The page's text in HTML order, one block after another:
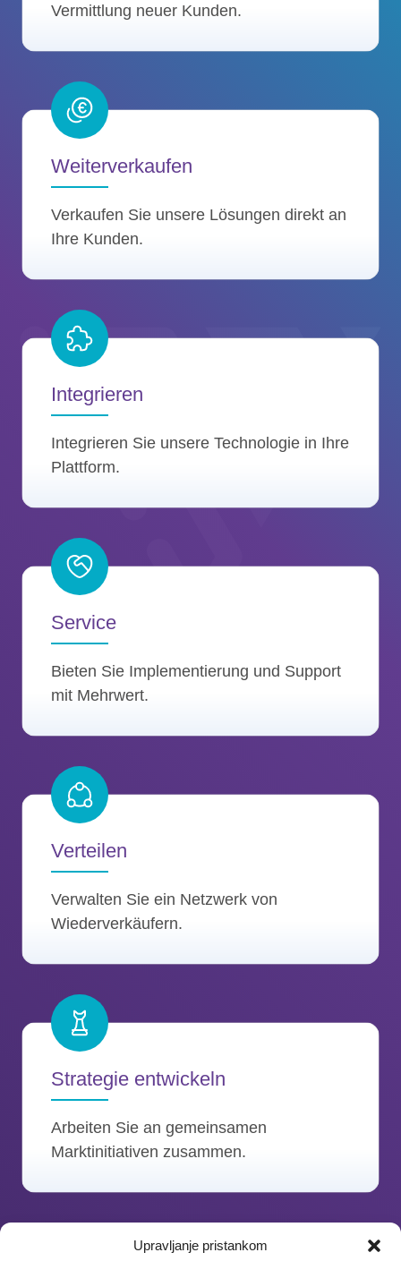
Upravljanje pristankom
Vermittlung neuer Kunden.
Weiterverkaufen
Verkaufen Sie unsere Lösungen direkt an
Ihre Kunden.
Integrieren
Integrieren Sie unsere Technologie in Ihre
Plattform.
Service
Bieten Sie Implementierung und Support
mit Mehrwert.
Verteilen
Verwalten Sie ein Netzwerk von
Wiederverkäufern.
Strategie entwickeln
Arbeiten Sie an gemeinsamen
Marktinitiativen zusammen.